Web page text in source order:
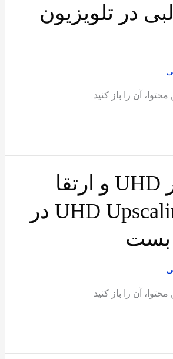
در تلویزیون
آن را باز کنید
پردازشگر UHD و ارتقا
تصویر UHD Upscaling در
بست
آن را باز کنید